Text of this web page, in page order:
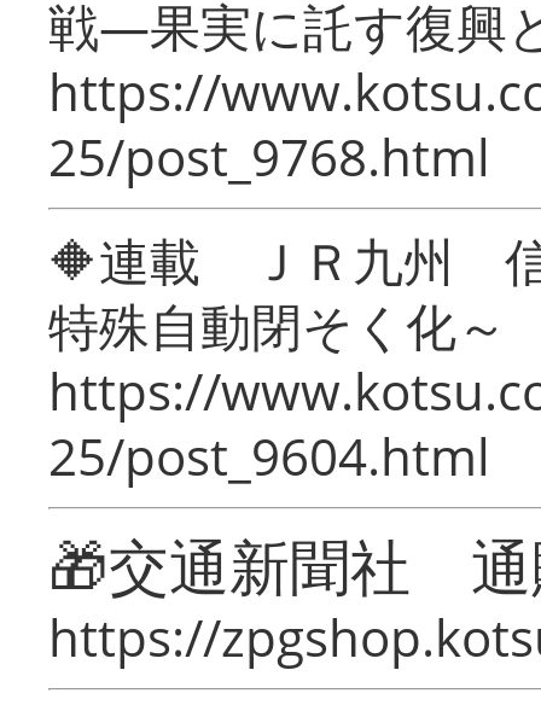
戦―果実に託す復興
https://
25/post_9768.html
🔶連載 ＪＲ九州 信
特殊自動閉そく化～
https://
25/post_9604.html
🎁交通新聞社
https://